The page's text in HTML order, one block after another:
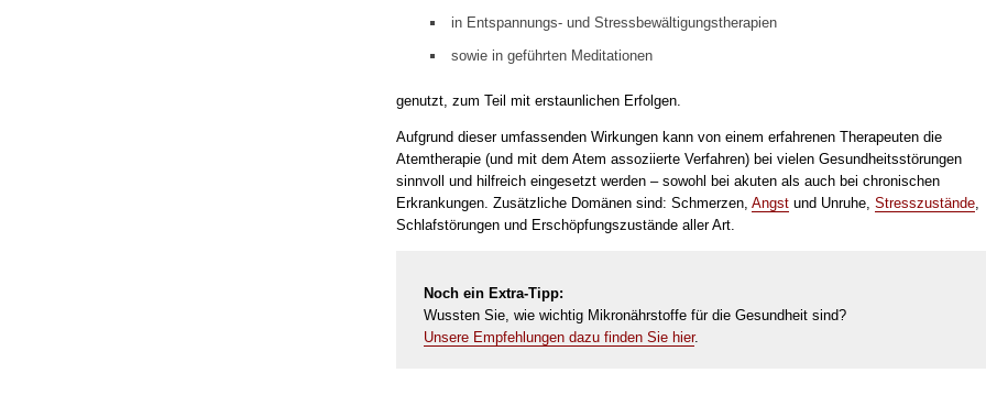
in Entspannungs- und Stressbewältigungstherapien
sowie in geführten Meditationen
genutzt, zum Teil mit erstaunlichen Erfolgen.
Aufgrund dieser umfassenden Wirkungen kann von einem erfahrenen Therapeuten die
Atemtherapie (und mit dem Atem assoziierte Verfahren) bei vielen Gesundheitsstörungen
sinnvoll und hilfreich eingesetzt werden – sowohl bei akuten als auch bei chronischen
Erkrankungen. Zusätzliche Domänen sind: Schmerzen, Angstund Unruhe, Stresszustände,
Schlafstörungen und Erschöpfungszustände aller Art.
Noch ein Extra-Tipp:
Wussten Sie, wie wichtig Mikronährstoffe für die Gesundheit sind?
Unsere Empfehlungen dazu finden Sie hier.